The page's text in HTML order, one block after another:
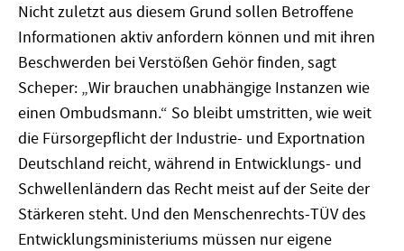
Nicht zuletzt aus diesem Grund sollen Betroffene
Informationen aktiv anfordern können und mit ihren
Beschwerden bei Verstößen Gehör finden, sagt
Scheper: „Wir brauchen unabhängige Instanzen wie
einen Ombudsmann.“ So bleibt umstritten, wie weit
die Fürsorgepflicht der Industrie- und Exportnation
Deutschland reicht, während in Entwicklungs- und
Schwellenländern das Recht meist auf der Seite der
Stärkeren steht. Und den Menschenrechts-TÜV des
Entwicklungsministeriums müssen nur eigene